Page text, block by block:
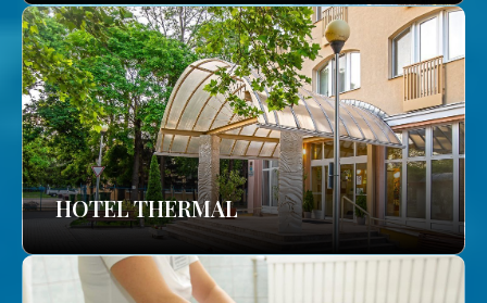
HOTEL THERMAL